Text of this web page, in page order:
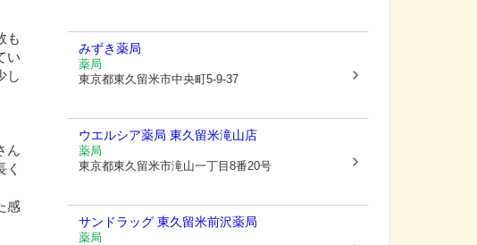
も
い
し
ん
く
感
みずき薬局
薬局
東京都東久留米市中央町5-9-37
ウエルシア薬局 東久留米滝山店
薬局
東京都東久留米市滝山一丁目8番20号
サンドラッグ 東久留米前沢薬局
薬局